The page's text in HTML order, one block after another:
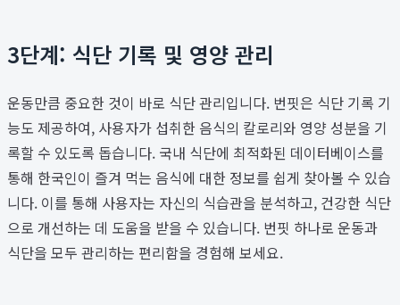
3단계: 식단 기록 및 영양 관리
운동만큼 중요한 것이 바로 식단 관리입니다. 번핏은 식단 기록 기
능도 제공하여, 사용자가 섭취한 음식의 칼로리와 영양 성분을 기
록할 수 있도록 돕습니다. 국내 식단에 최적화된 데이터베이스를
통해 한국인이 즐겨 먹는 음식에 대한 정보를 쉽게 찾아볼 수 있습
니다. 이를 통해 사용자는 자신의 식습관을 분석하고, 건강한 식단
으로 개선하는 데 도움을 받을 수 있습니다. 번핏 하나로 운동과
식단을 모두 관리하는 편리함을 경험해 보세요.